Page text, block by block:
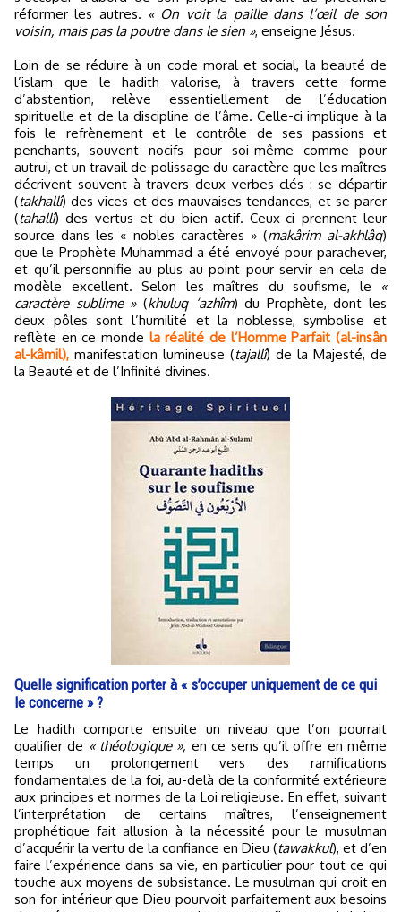
réformer les autres. « On voit la paille dans l’œil de son
voisin, mais pas la poutre dans le sien », enseigne Jésus.
Loin de se réduire à un code moral et social, la beauté de
l’islam que le hadith valorise, à travers cette forme
d’abstention, relève essentiellement de l’éducation
spirituelle et de la discipline de l’âme. Celle-ci implique à la
fois le refrènement et le contrôle de ses passions et
penchants, souvent nocifs pour soi-même comme pour
autrui, et un travail de polissage du caractère que les maîtres
décrivent souvent à travers deux verbes-clés : se départir
(takhallî) des vices et des mauvaises tendances, et se parer
(tahallî) des vertus et du bien actif. Ceux-ci prennent leur
source dans les « nobles caractères » (makârim al-akhlâq)
que le Prophète Muhammad a été envoyé pour parachever,
et qu’il personnifie au plus au point pour servir en cela de
modèle excellent. Selon les maîtres du soufisme, le
«
caractère sublime »(khuluq ‘azhîm) du Prophète, dont les
deux pôles sont l’humilité et la noblesse, symbolise et
reflète en ce monde la réalité de l’Homme Parfait (al-insân
al-kâmil), manifestation lumineuse (tajallî) de la Majesté, de
la Beauté et de l’Infinité divines.
Quelle signification porter à « s’occuper uniquement de ce qui
le concerne » ?
Le hadith comporte ensuite un niveau que l’on pourrait
qualifier de « théologique », en ce sens qu’il offre en même
temps un prolongement vers des ramifications
fondamentales de la foi, au-delà de la conformité extérieure
aux principes et normes de la Loi religieuse. En effet, suivant
l’interprétation de certains maîtres, l’enseignement
prophétique fait allusion à la nécessité pour le musulman
d’acquérir la vertu de la confiance en Dieu (tawakkul), et d’en
faire l’expérience dans sa vie, en particulier pour tout ce qui
touche aux moyens de subsistance. Le musulman qui croit en
son for intérieur que Dieu pourvoit parfaitement aux besoins